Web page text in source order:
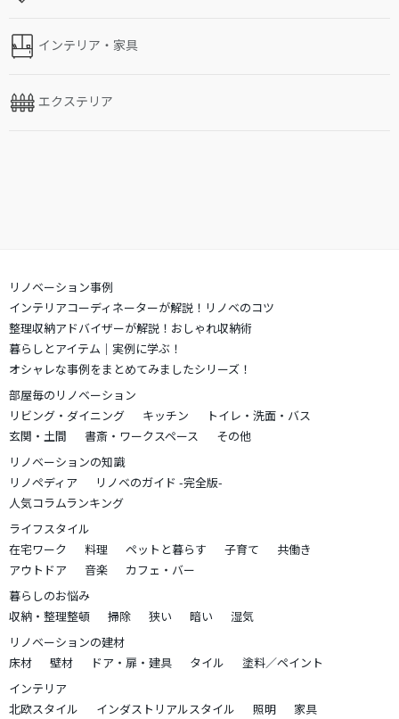
インテリア・家具
エクステリア
リノベーション事例
インテリアコーディネーターが解説！リノベのコツ
整理収納アドバイザーが解説！おしゃれ収納術
暮らしとアイテム｜実例に学ぶ！
オシャレな事例をまとめてみましたシリーズ！
部屋毎のリノベーション
リビング・ダイニング
キッチン
トイレ・洗面・バス
玄関・土間
書斎・ワークスペース
その他
リノベーションの知識
リノペディア
リノベのガイド -完全版-
人気コラムランキング
ライフスタイル
在宅ワーク
料理 ペットと暮らす 子育て
共働き
アウトドア
音楽
カフェ・バー
暮らしのお悩み
収納・整理整頓
掃除 狭い 暗い
湿気
リノベーションの建材
床材
壁材 ドア・扉・建具 タイル
塗料／ペイント
インテリア
北欧スタイル
インダストリアルスタイル 照明
家具